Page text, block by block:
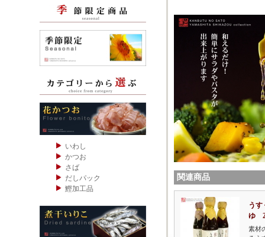
関連商品
うす
ゆ
素材
いわし
かつお
さば
だしパック
鰹加工品